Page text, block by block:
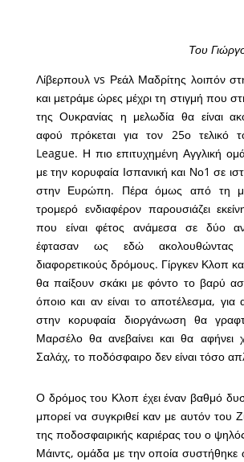
Του
Λίβερπουλ vs Ρεάλ Μαδρίτης λοιπόν
και μετράμε ώρες μέχρι τη στιγμή που
της Ουκρανίας η μελωδία θα είναι
αφού πρόκεται για τον 25ο τελικό
League. Η πιο επιτυχημένη Αγγλική
με την κορυφαία Ισπανική και Νο1 σε
στην Ευρώπη. Πέρα όμως από τη
τρομερό ενδιαφέρον παρουσιάζει
που είναι φέτος ανάμεσα σε δύο
έφτασαν ως εδώ ακολουθώντας
διαφορετικούς δρόμους. Γίργκεν Κλοπ
θα παίξουν σκάκι με φόντο το βαρύ
όποιο και αν είναι το αποτέλεσμα,
στην κορυφαία διοργάνωση θα
Μαρσέλο θα ανεβαίνει και θα αφήνει
Σαλάχ, το ποδόσφαιρο δεν είναι τόσο
Ο δρόμος του Κλοπ έχει έναν βαθμό
μπορεί να συγκριθεί καν με αυτόν του
της ποδοσφαιρικής καριέρας του ο
Μάιντς, ομάδα με την οποία